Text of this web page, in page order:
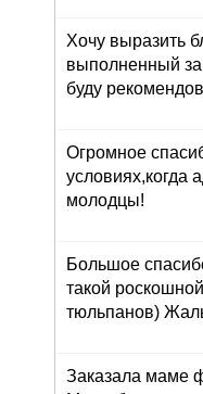
Хочу выразить
выполненный
буду
Огромное
условиях,когда
молодцы!
Большое
такой
тюльпанов)
Заказала маме